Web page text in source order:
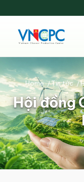
Hội đồng
Home /Tin tức /